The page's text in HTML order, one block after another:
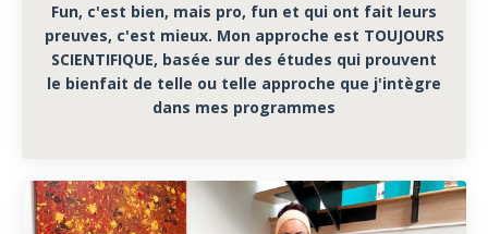
Fun, c'est bien, mais pro, fun et qui ont fait leurs
preuves, c'est mieux. Mon approche est TOUJOURS
SCIENTIFIQUE, basée sur des études qui prouvent
le bienfait de telle ou telle approche que j'intègre
dans mes programmes